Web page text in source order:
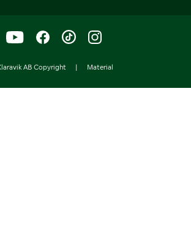
AB Copyright | Material